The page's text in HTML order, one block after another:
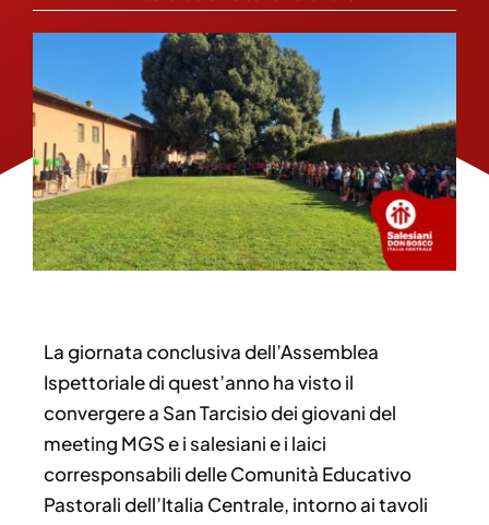
Contatti
La giornata conclusiva dell’Assemblea
Ispettoriale di quest’anno ha visto il
convergere a San Tarcisio dei giovani del
meeting MGS e i salesiani e i laici
corresponsabili delle Comunità Educativo
Pastorali dell’Italia Centrale, intorno ai tavoli